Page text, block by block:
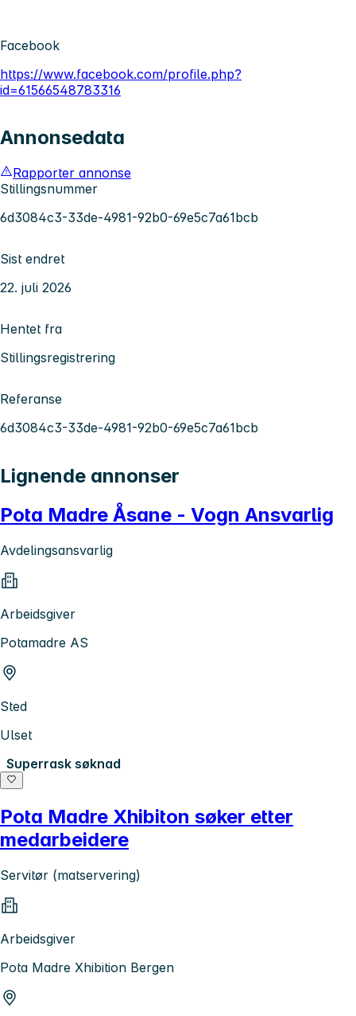
Facebook
https://www.facebook.com/profile.php?
id=61566548783316
Annonsedata
Rapporter annonse
Stillingsnummer
6d3084c3-33de-4981-92b0-69e5c7a61bcb
Sist endret
22. juli 2026
Hentet fra
Stillingsregistrering
Referanse
6d3084c3-33de-4981-92b0-69e5c7a61bcb
Lignende annonser
Pota Madre Åsane - Vogn Ansvarlig
Avdelingsansvarlig
Arbeidsgiver
Potamadre AS
Sted
Ulset
Superrask søknad
Pota Madre Xhibiton søker etter
medarbeidere
Servitør (matservering)
Arbeidsgiver
Pota Madre Xhibition Bergen